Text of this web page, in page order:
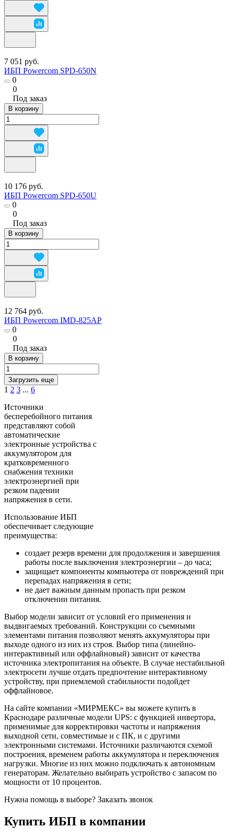
7 051 руб.
ИБП Powercom SPD-650N
0
0
Под заказ
В корзину
10 176 руб.
ИБП Powercom SPD-650U
0
0
Под заказ
В корзину
12 764 руб.
ИБП Powercom IMD-825AP
0
0
Под заказ
В корзину
Загрузить еще
1 2 3 ... 6
Источники
бесперебойного питания
представляют собой
автоматические
электронные устройства с
аккумулятором для
кратковременного
снабжения техники
электроэнергией при
резком падении
напряжения в сети.
Использование ИБП
обеспечивает следующие
преимущества:
создает резерв времени для продолжения и завершения
работы после выключения электроэнергии – до часа;
защищает компоненты компьютера от повреждений при
перепадах напряжения в сети;
не дает важным данным пропасть при резком
отключении питания.
Выбор модели зависит от условий его применения и
выдвигаемых требований. Конструкции со съемными
элементами питания позволяют менять аккумуляторы при
выходе одного из них из строя. Выбор типа (линейно-
интерактивный или оффлайновый) зависит от качества
источника электропитания на объекте. В случае нестабильной
электросети лучше отдать предпочтение интерактивному
устройству, при приемлемой стабильности подойдет
оффлайновое.
На сайте компании «МИРМЕКС» вы можете купить в
Краснодаре различные модели UPS: с функцией инвертора,
применимые для корректировки частоты и напряжения
выходной сети, совместимые и с ПК, и с другими
электронными системами. Источники различаются схемой
построения, временем работы аккумулятора и переключения
нагрузки. Многие из них можно подключать к автономным
генераторам. Желательно выбирать устройство с запасом по
мощности от 10 процентов.
Нужна помощь в выборе? Заказать звонок
Купить ИБП в компании